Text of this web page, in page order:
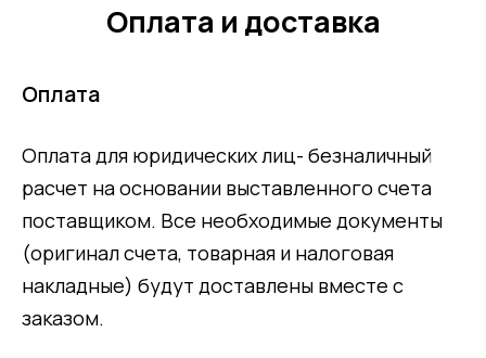
Оплата и доставка
Оплата
Оплата для юридических лиц- безналичный
расчет на основании выставленного счета
поставщиком. Все необходимые документы
(оригинал счета, товарная и налоговая
накладные) будут доставлены вместе с
заказом.